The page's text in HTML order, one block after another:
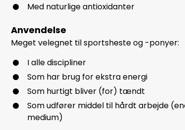
Med naturlige antioxidanter
Anvendelse
Meget velegnet til sportsheste og -ponyer:
I alle discipliner
Som har brug for ekstra energi
Som hurtigt bliver (for) tændt
Som udfører middel til hårdt arbejde
medium)